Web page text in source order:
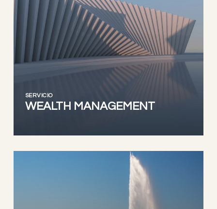
SERVICIO
WEALTH MANAGEMENT